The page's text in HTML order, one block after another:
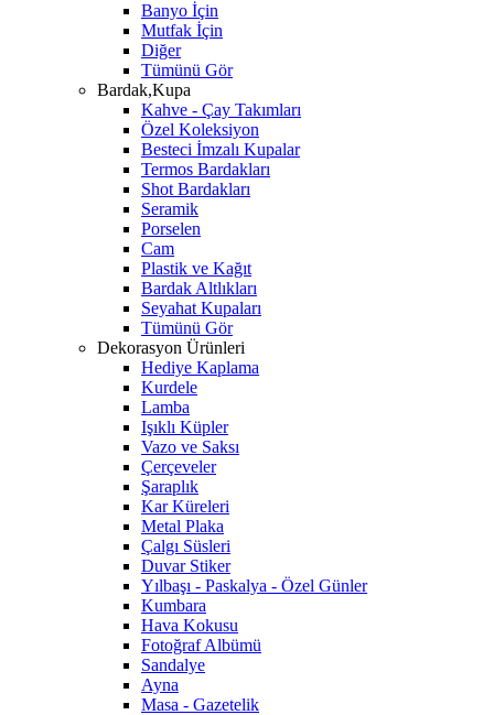
Banyo İçin
Mutfak İçin
Diğer
Tümünü Gör
Bardak,Kupa
Kahve - Çay Takımları
Özel Koleksiyon
Besteci İmzalı Kupalar
Termos Bardakları
Shot Bardakları
Seramik
Porselen
Cam
Plastik ve Kağıt
Bardak Altlıkları
Seyahat Kupaları
Tümünü Gör
Dekorasyon Ürünleri
Hediye Kaplama
Kurdele
Lamba
Işıklı Küpler
Vazo ve Saksı
Çerçeveler
Şaraplık
Kar Küreleri
Metal Plaka
Çalgı Süsleri
Duvar Stiker
Yılbaşı - Paskalya - Özel Günler
Kumbara
Hava Kokusu
Fotoğraf Albümü
Sandalye
Ayna
Masa - Gazetelik